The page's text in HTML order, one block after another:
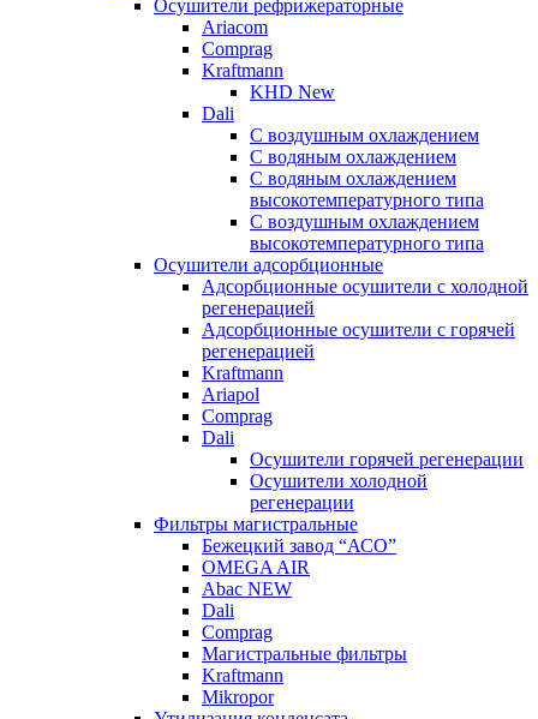
Осушители рефрижераторные
Ariacom
Comprag
Kraftmann
KHD New
Dali
C воздушным охлаждением
C водяным охлаждением
С водяным охлаждением
высокотемпературного типа
C воздушным охлаждением
высокотемпературного типа
Осушители адсорбционные
Адсорбционные осушители с холодной
регенерацией
Адсорбционные осушители с горячей
регенерацией
Kraftmann
Ariapol
Comprag
Dali
Осушители горячей регенерации
Осушители холодной
регенерации
Фильтры магистральные
Бежецкий завод “АСО”
OMEGA AIR
Abac NEW
Dali
Comprag
Магистральные фильтры
Kraftmann
Mikropor